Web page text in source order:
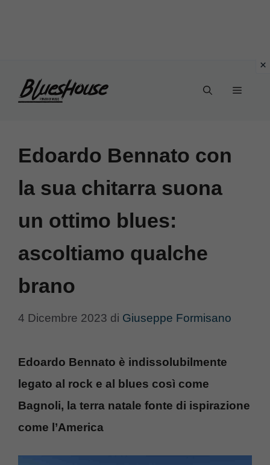
Menu
Edoardo Bennato con
la sua chitarra suona
un ottimo blues:
ascoltiamo qualche
brano
4 Dicembre 2023 di Giuseppe Formisano
Edoardo Bennato è indissolubilmente
legato al rock e al blues così come
Bagnoli, la terra natale fonte di ispirazione
come l’America